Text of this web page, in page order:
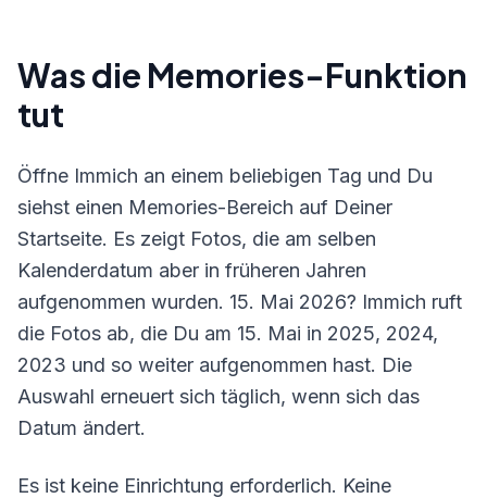
Was die Memories-Funktion
tut
Öffne Immich an einem beliebigen Tag und Du
siehst einen Memories-Bereich auf Deiner
Startseite. Es zeigt Fotos, die am selben
Kalenderdatum aber in früheren Jahren
aufgenommen wurden. 15. Mai 2026? Immich ruft
die Fotos ab, die Du am 15. Mai in 2025, 2024,
2023 und so weiter aufgenommen hast. Die
Auswahl erneuert sich täglich, wenn sich das
Datum ändert.
Es ist keine Einrichtung erforderlich. Keine